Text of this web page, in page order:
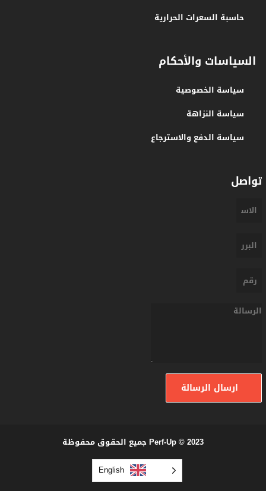
حاسبة السعرات الحرارية
السياسات والأحكام
سياسة الخصوصية
سياسة النزاهة
سياسة الدفع والاسترجاع
تواصل
ارسال الرسالة
Perf-Up © 2023 جميع الحقوق محفوظة
English